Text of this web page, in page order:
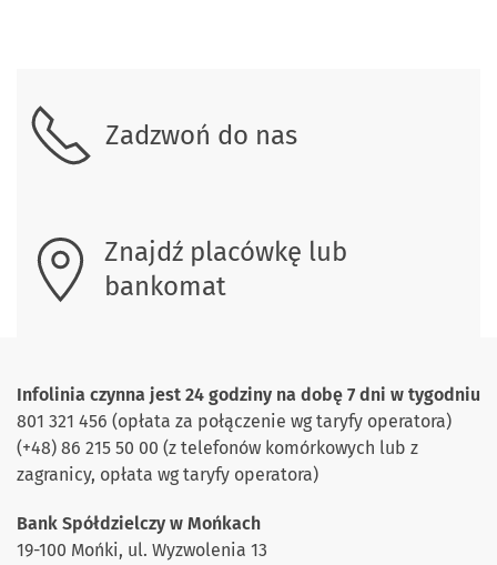
Zadzwoń do nas
Znajdź placówkę lub
bankomat
Infolinia czynna jest 24 godziny na dobę 7 dni w tygodniu
801 321 456 (opłata za połączenie wg taryfy operatora)
(+48) 86 215 50 00 (z telefonów komórkowych lub z
zagranicy, opłata wg taryfy operatora)
Bank Spółdzielczy w Mońkach
19-100 Mońki, ul. Wyzwolenia 13